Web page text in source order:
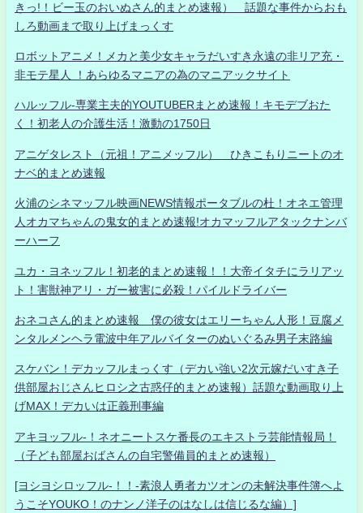
きっ!！ビー玉のおいぬさん的まとめ速報） 話題な事件からおも
しろ動画まで取り上げまっくす
ロボットアニメ！メカと美少女キャラだいすき永遠の非リア充・
非モテ星人 ！あらゆるマニアの為のマニアックサイト
ハルッフル-専業主夫的YOUTUBERまとめ速報！キモデブおた
く！初老人の介護生活！激動の1750日
アニゲタレスト（元祖！アニメッフル） ひきこもりニートのオ
ナベ的まとめ速報
火浦のシネマッフル映画NEWS情報ポータブルの杜！オネエ管理
人オカマちゃんの鬼女的まとめ速報!オカマッフルアタックナンバ
ーハーフ
ユカ・ヨネッフル！初老的まとめ速報！！大帝イタチにラリアッ
ト！害獣神アリ・ガー被害に必殺！パイルドライバー
おネコさん的まとめ速報 僕の彼女はエリーちゃん人形！豆腐メ
ンタルメンヘラ電波中年アルバイターのぬいぐるみ男子末路編
スケバン！デカッフルまっくす（デカい強い2次元嫁だいすき子
供部屋おじさんヒロシ之古惑仔的まとめ速報）話題な動画取り上
げMAX！デカいは正義刑事編
アキヨッフル-！ネオニートスケ番長のエキストラ芸能情報局！
（子ども部屋おばさんの自宅警備員的まとめ速報）
[ヨシヨシロッフル-！！-素浪人勇者カツオンの未解決事件簿へよ
うこそYOUKO！のナンノ洋子のはなしは信じるな編）]